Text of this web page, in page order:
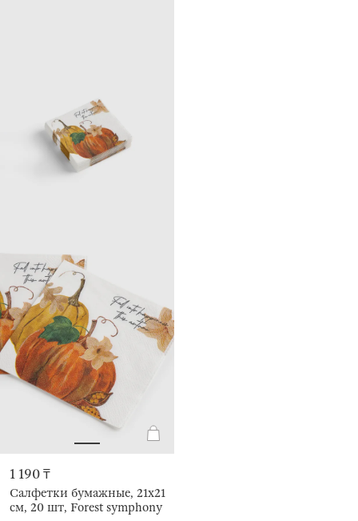
1 190 ₸
Салфетки бумажные, 21х21
см, 20 шт, Forest symphony